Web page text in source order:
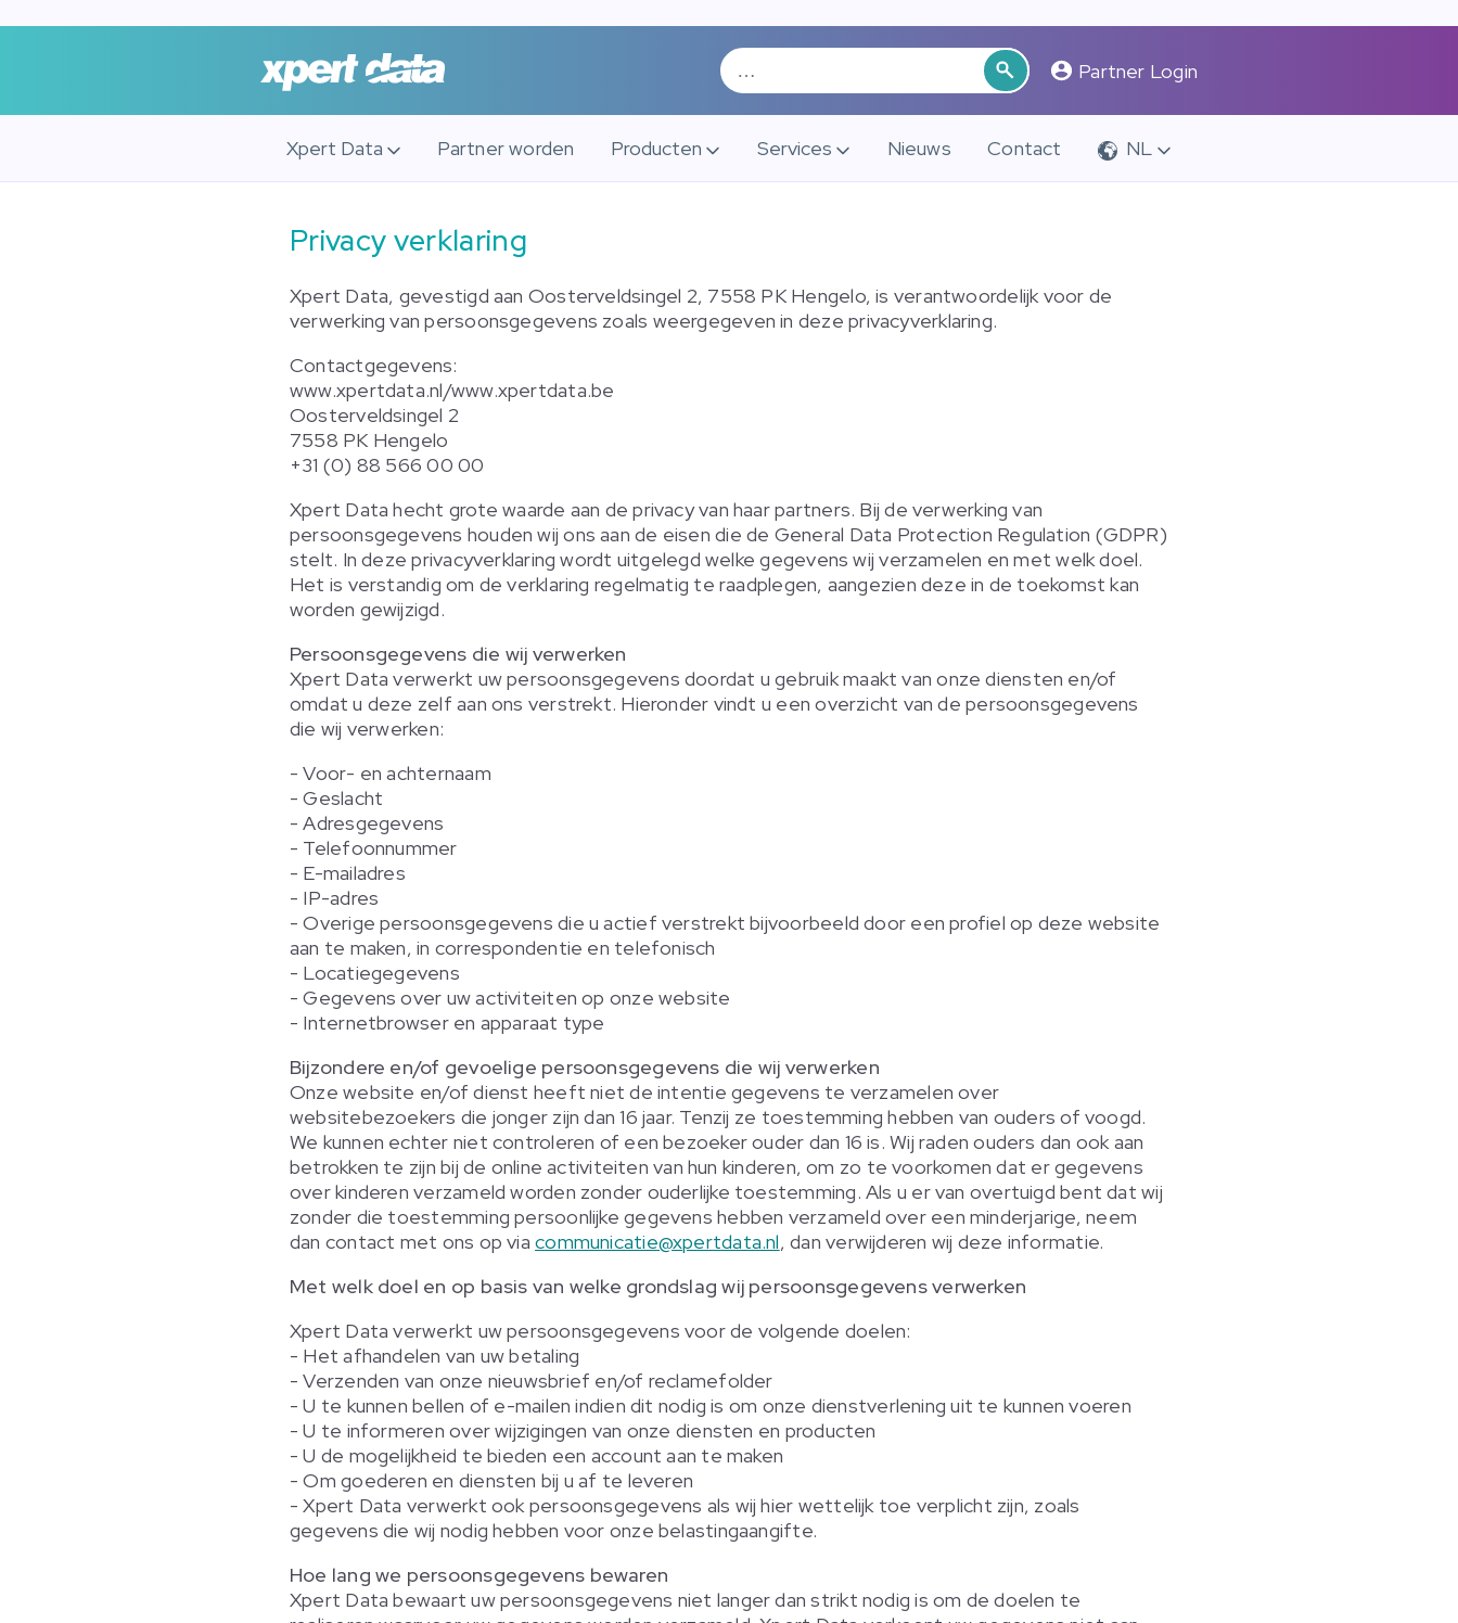
Partner Login
NL
Xpert Data Partner worden Producten Services Nieuws Contact
Privacy verklaring
Xpert Data, gevestigd aan Oosterveldsingel 2, 7558 PK Hengelo, is verantwoordelijk voor de
verwerking van persoonsgegevens zoals weergegeven in deze privacyverklaring.
Contactgegevens:
www.xpertdata.nl/www.xpertdata.be
Oosterveldsingel 2
7558 PK Hengelo
+31 (0) 88 566 00 00
Xpert Data hecht grote waarde aan de privacy van haar partners. Bij de verwerking van
persoonsgegevens houden wij ons aan de eisen die de General Data Protection Regulation (GDPR)
stelt. In deze privacyverklaring wordt uitgelegd welke gegevens wij verzamelen en met welk doel.
Het is verstandig om de verklaring regelmatig te raadplegen, aangezien deze in de toekomst kan
worden gewijzigd.
Persoonsgegevens die wij verwerken
Xpert Data verwerkt uw persoonsgegevens doordat u gebruik maakt van onze diensten en/of
omdat u deze zelf aan ons verstrekt. Hieronder vindt u een overzicht van de persoonsgegevens
die wij verwerken:
- Voor- en achternaam
- Geslacht
- Adresgegevens
- Telefoonnummer
- E-mailadres
- IP-adres
- Overige persoonsgegevens die u actief verstrekt bijvoorbeeld door een profiel op deze website
aan te maken, in correspondentie en telefonisch
- Locatiegegevens
- Gegevens over uw activiteiten op onze website
- Internetbrowser en apparaat type
Bijzondere en/of gevoelige persoonsgegevens die wij verwerken
Onze website en/of dienst heeft niet de intentie gegevens te verzamelen over
websitebezoekers die jonger zijn dan 16 jaar. Tenzij ze toestemming hebben van ouders of voogd.
We kunnen echter niet controleren of een bezoeker ouder dan 16 is. Wij raden ouders dan ook aan
betrokken te zijn bij de online activiteiten van hun kinderen, om zo te voorkomen dat er gegevens
over kinderen verzameld worden zonder ouderlijke toestemming. Als u er van overtuigd bent dat wij
zonder die toestemming persoonlijke gegevens hebben verzameld over een minderjarige, neem
dan contact met ons op viacommunicatie@xpertdata.nl, dan verwijderen wij deze informatie.
Met welk doel en op basis van welke grondslag wij persoonsgegevens verwerken
Xpert Data verwerkt uw persoonsgegevens voor de volgende doelen:
- Het afhandelen van uw betaling
- Verzenden van onze nieuwsbrief en/of reclamefolder
- U te kunnen bellen of e-mailen indien dit nodig is om onze dienstverlening uit te kunnen voeren
- U te informeren over wijzigingen van onze diensten en producten
- U de mogelijkheid te bieden een account aan te maken
- Om goederen en diensten bij u af te leveren
- Xpert Data verwerkt ook persoonsgegevens als wij hier wettelijk toe verplicht zijn, zoals
gegevens die wij nodig hebben voor onze belastingaangifte.
Hoe lang we persoonsgegevens bewaren
Xpert Data bewaart uw persoonsgegevens niet langer dan strikt nodig is om de doelen te